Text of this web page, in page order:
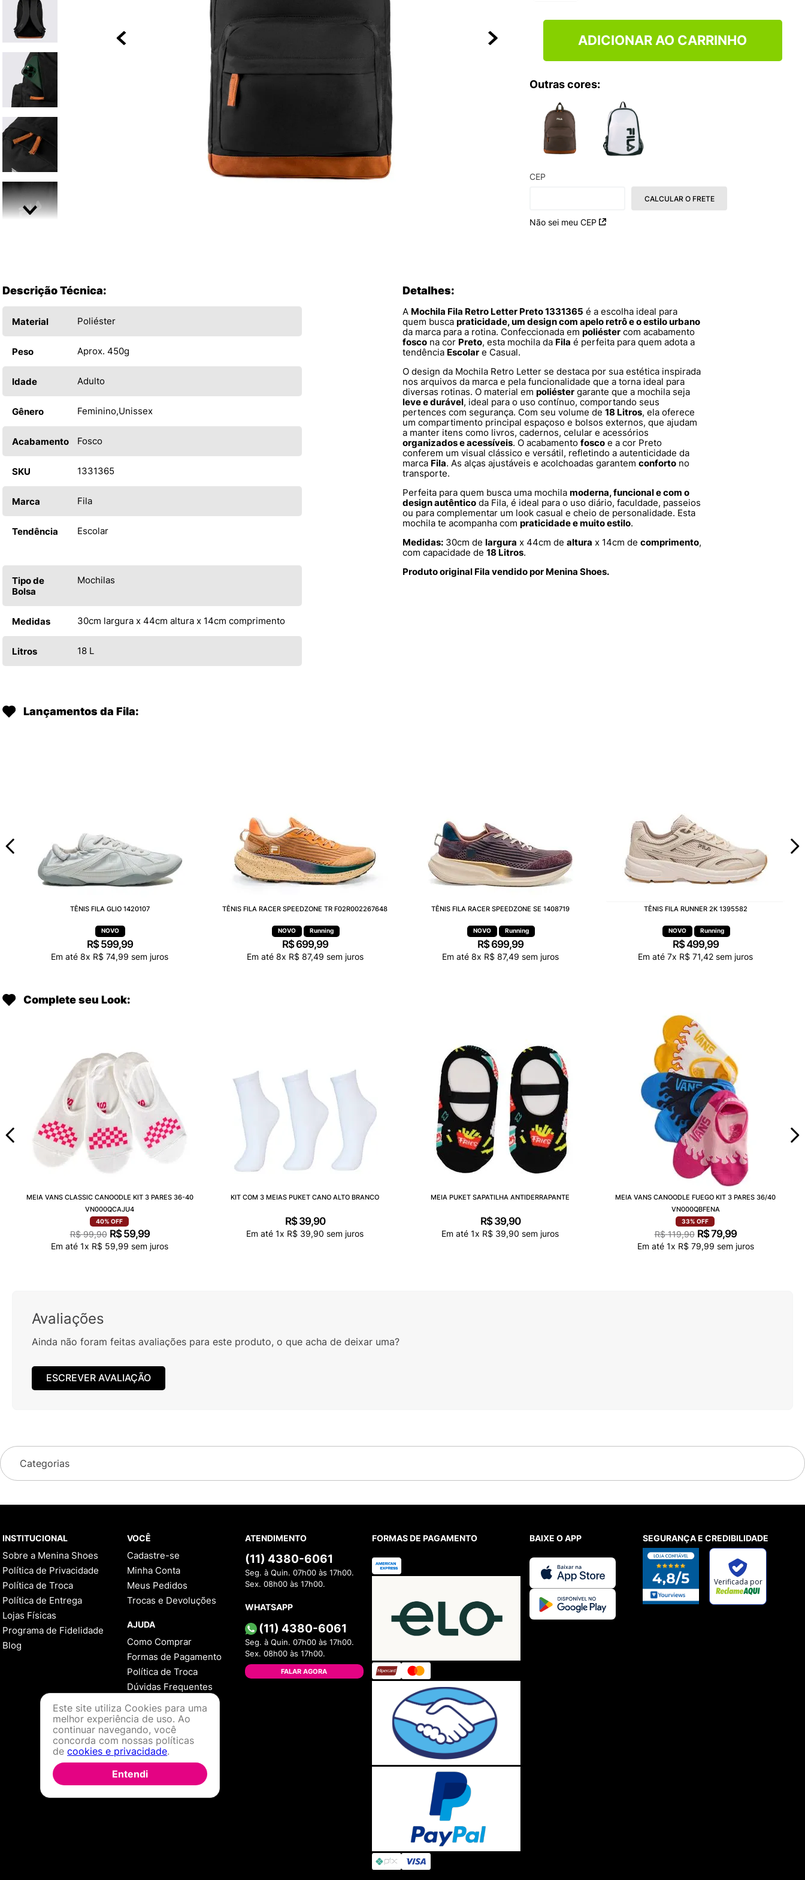
ADICIONAR AO CARRINHO
Outras cores:
CEP
Não sei meu CEP
CALCULAR O FRETE
Descrição Técnica:
Material Poliéster
Peso Aprox. 450g
Idade Adulto
Gênero Feminino Unissex
Acabamento Fosco
SKU 1331365
Marca Fila
Tendência Escolar
Tipo de
Bolsa
Mochilas
Medidas 30cm largura x 44cm altura x 14cm comprimento
Litros 18 L
Detalhes:
A Mochila Fila Retro Letter Preto 1331365 é a escolha ideal para
quem busca praticidade, um design com apelo retrô e o estilo urbano
da marca para a rotina. Confeccionada em poliéster com acabamento
fosco na cor Preto, esta mochila da Fila é perfeita para quem adota a
tendência Escolar e Casual.
O design da Mochila Retro Letter se destaca por sua estética inspirada
nos arquivos da marca e pela funcionalidade que a torna ideal para
diversas rotinas. O material em poliéster garante que a mochila seja
leve e durável, ideal para o uso contínuo, comportando seus
pertences com segurança. Com seu volume de 18 Litros, ela oferece
um compartimento principal espaçoso e bolsos externos, que ajudam
a manter itens como livros, cadernos, celular e acessórios
organizados e acessíveis. O acabamento fosco e a cor Preto
conferem um visual clássico e versátil, refletindo a autenticidade da
marca Fila. As alças ajustáveis e acolchoadas garantem conforto no
transporte.
Perfeita para quem busca uma mochila moderna, funcional e com o
design autêntico da Fila, é ideal para o uso diário, faculdade, passeios
ou para complementar um look casual e cheio de personalidade. Esta
mochila te acompanha com praticidade e muito estilo.
Medidas: 30cm de largura x 44cm de altura x 14cm de comprimento,
com capacidade de 18 Litros.
Produto original Fila vendido por Menina Shoes.
Lançamentos da Fila:
TÊNIS FILA GLIO 1420107
R$ 599,99
Em até 8x R$ 74,99 sem juros
TÊNIS FILA RACER SPEEDZONE TR F02R002267648
Running
R$ 699,99
Em até 8x R$ 87,49 sem juros
TÊNIS FILA RACER SPEEDZONE SE 1408719
Running
R$ 699,99
Em até 8x R$ 87,49 sem juros
TÊNIS FILA RUNNER 2K 1395582
Running
R$499,99
Em até 7x R$ 71,42 sem juros
Complete seu Look:
MEIA VANS CLASSIC CANOODLE KIT 3 PARES 36-40
VN000QCAJU4
40% OFF
R$ 99,90 R$ 59,99
Em até 1x R$ 59,99 sem juros
KIT COM 3 MEIAS PUKET CANO ALTO BRANCO
R$ 39,90
Em até 1x R$ 39,90 sem juros
MEIA PUKET SAPATILHA ANTIDERRAPANTE
R$ 39,90
Em até 1x R$ 39,90 sem juros
MEIA VANS CANOODLE FUEGO KIT 3 PARES 36/40
VN000QBFENA
33% OFF
R$ 119,90 R$79,99
Em até 1x R$ 79,99 sem juros
Avaliações
Ainda não foram feitas avaliações para este produto, o que acha de deixar uma?
ESCREVER AVALIAÇÃO
Categorias
INSTITUCIONAL
Sobre a Menina Shoes
Política de Privacidade
Política de Troca
Política de Entrega
Lojas Físicas
Programa de Fidelidade
Blog
VOCÊ
Cadastre-se
Minha Conta
Meus Pedidos
Trocas e Devoluções
AJUDA
Como Comprar
Formas de Pagamento
Política de Troca
Dúvidas Frequentes
ATENDIMENTO
(11) 4380-6061
Seg. à Quin. 07h00 às 17h00.
Sex. 08h00 às 17h00.
WHATSAPP
(11) 4380-6061
Seg. à Quin. 07h00 às 17h00.
Sex. 08h00 às 17h00.
FALAR AGORA
FORMAS DE PAGAMENTO BAIXE O APP SEGURANÇA E CREDIBILIDADE
Este site utiliza Cookies para uma
melhor experiência de uso. Ao
continuar navegando, você
concorda com nossas políticas
decookies e privacidade.
Entendi